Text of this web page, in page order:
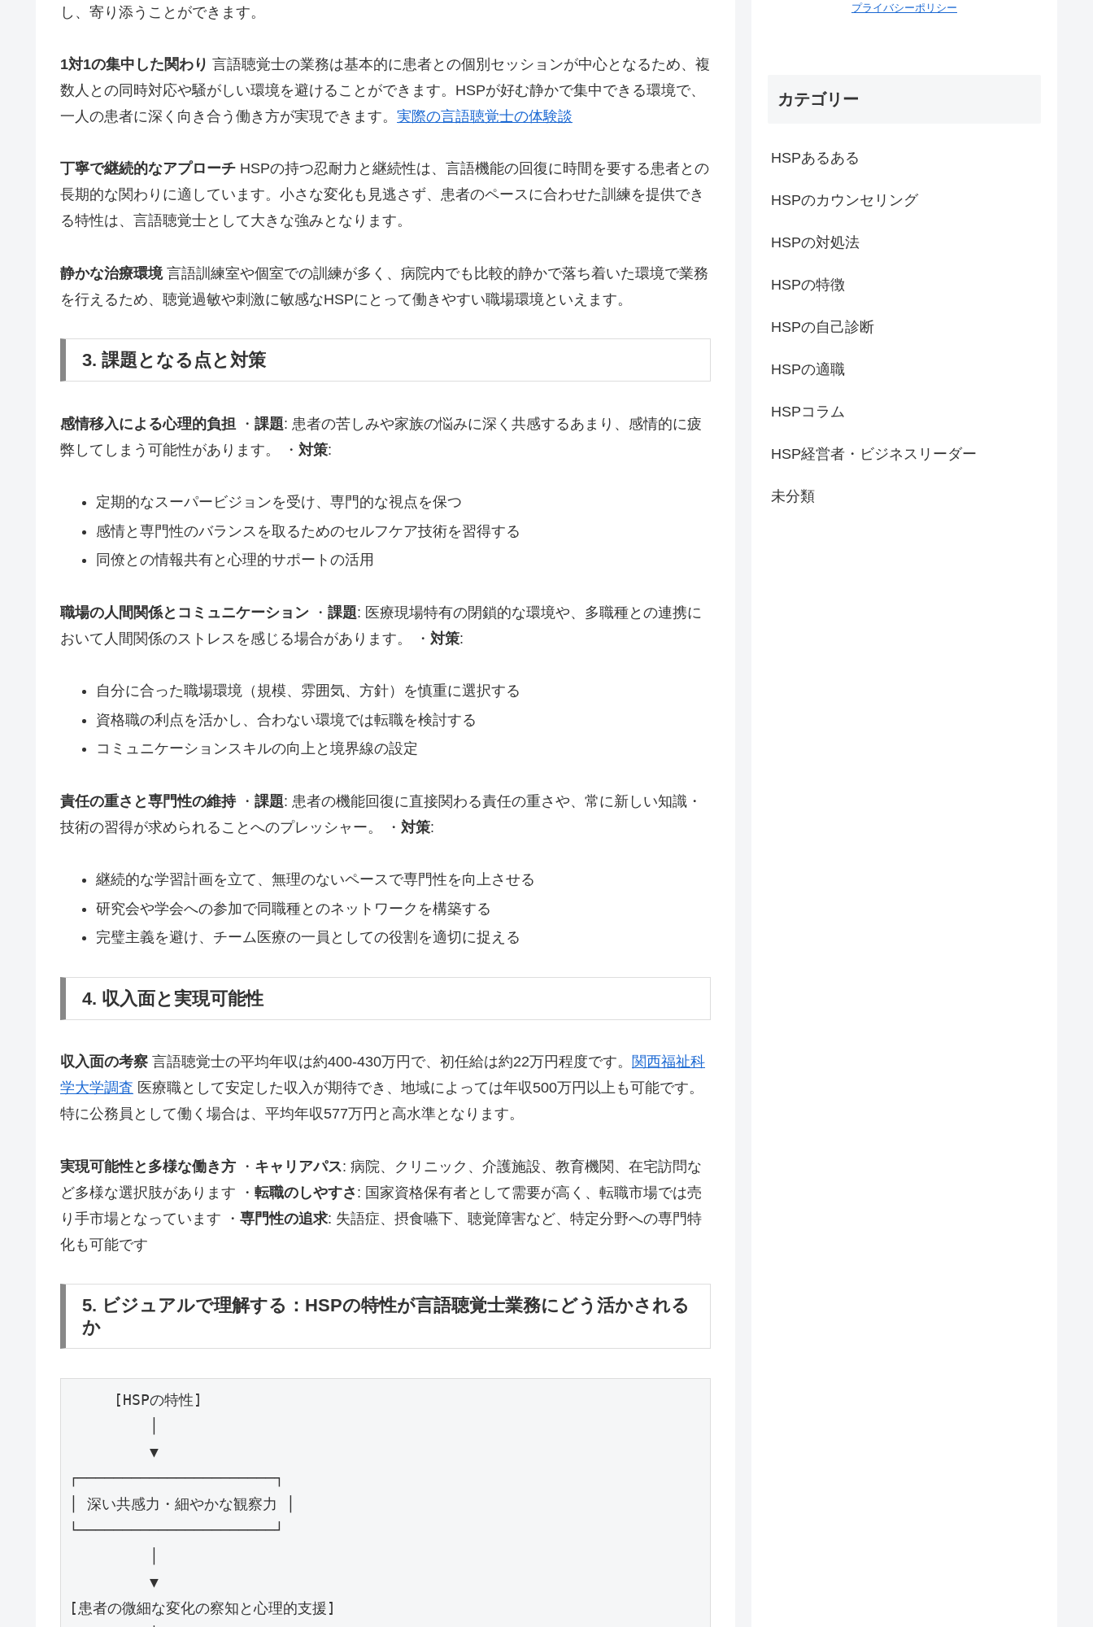
し、寄り添うことができます。
1対1の集中した関わり 言語聴覚士の業務は基本的に患者との個別セッションが中心となるため、複
数人との同時対応や騒がしい環境を避けることができます。HSPが好む静かで集中できる環境で、
一人の患者に深く向き合う働き方が実現できます。 実際の言語聴覚士の体験談
丁寧で継続的なアプローチ HSPの持つ忍耐力と継続性は、言語機能の回復に時間を要する患者との
長期的な関わりに適しています。小さな変化も見逃さず、患者のペースに合わせた訓練を提供でき
る特性は、言語聴覚士として大きな強みとなります。
静かな治療環境言語訓練室や個室での訓練が多く、病院内でも比較的静かで落ち着いた環境で業務
を行えるため、聴覚過敏や刺激に敏感なHSPにとって働きやすい職場環境といえます。
3. 課題となる点と対策
感情移入による心理的負担 ・ 課題: 患者の苦しみや家族の悩みに深く共感するあまり、感情的に疲
弊してしまう可能性があります。 ・ 対策:
定期的なスーパービジョンを受け、専門的な視点を保つ
感情と専門性のバランスを取るためのセルフケア技術を習得する
同僚との情報共有と心理的サポートの活用
職場の人間関係とコミュニケーション ・ 課題: 医療現場特有の閉鎖的な環境や、多職種との連携に
おいて人間関係のストレスを感じる場合があります。 ・ 対策:
自分に合った職場環境（規模、雰囲気、方針）を慎重に選択する
資格職の利点を活かし、合わない環境では転職を検討する
コミュニケーションスキルの向上と境界線の設定
責任の重さと専門性の維持・ 課題: 患者の機能回復に直接関わる責任の重さや、常に新しい知識・
技術の習得が求められることへのプレッシャー。 ・ 対策:
継続的な学習計画を立て、無理のないペースで専門性を向上させる
研究会や学会への参加で同職種とのネットワークを構築する
完璧主義を避け、チーム医療の一員としての役割を適切に捉える
4. 収入面と実現可能性
収入面の考察 言語聴覚士の平均年収は約400-430万円で、初任給は約22万円程度です。 関西福祉科
学大学調査 医療職として安定した収入が期待でき、地域によっては年収500万円以上も可能です。
特に公務員として働く場合は、平均年収577万円と高水準となります。
実現可能性と多様な働き方 ・ キャリアパス: 病院、クリニック、介護施設、教育機関、在宅訪問な
ど多様な選択肢があります ・ 転職のしやすさ : 国家資格保有者として需要が高く、転職市場では売
り手市場となっています ・ 専門性の追求: 失語症、摂食嚥下、聴覚障害など、特定分野への専門特
化も可能です
5. ビジュアルで理解する：HSPの特性が言語聴覚士業務にどう活かされる
か
     [HSPの特性]
         ▼
┌──────────────────────┐
│ 深い共感力・細やかな観察力 │
└──────────────────────┘
         ▼
[患者の微細な変化の察知と心理的支援]
プライバシーポリシー
カテゴリー
HSPあるある
HSPのカウンセリング
HSPの対処法
HSPの特徴
HSPの自己診断
HSPの適職
HSPコラム
HSP経営者・ビジネスリーダー
未分類